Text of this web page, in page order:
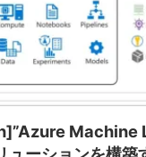
Machine